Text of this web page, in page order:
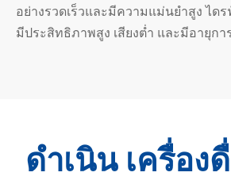
อย่างรวดเร็วและมีความแม่นยำสูง ได
มีประสิทธิภาพสูง เสียงต่ำ และมีอายุก
ดำเนิน เครื่อง